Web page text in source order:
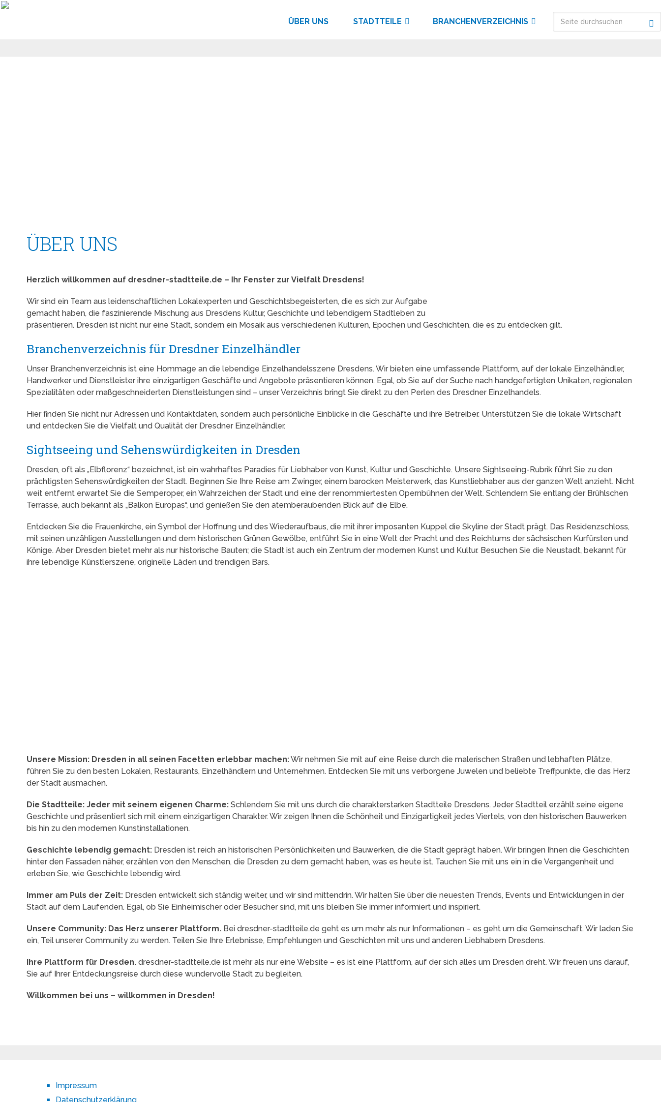
ÜBER UNS STADTTEILE BRANCHENVERZEICHNIS
ÜBER UNS
Herzlich willkommen auf dresdner-stadtteile.de – Ihr Fenster zur Vielfalt Dresdens!
Wir sind ein Team aus leidenschaftlichen Lokalexperten und Geschichtsbegeisterten, die es sich zur Aufgabe
gemacht haben, die faszinierende Mischung aus Dresdens Kultur, Geschichte und lebendigem Stadtleben zu
präsentieren. Dresden ist nicht nur eine Stadt, sondern ein Mosaik aus verschiedenen Kulturen, Epochen und Geschichten, die es zu entdecken gilt.
Branchenverzeichnis für Dresdner Einzelhändler
Unser Branchenverzeichnis ist eine Hommage an die lebendige Einzelhandelsszene Dresdens. Wir bieten eine umfassende Plattform, auf der lokale Einzelhändler,
Handwerker und Dienstleister ihre einzigartigen Geschäfte und Angebote präsentieren können. Egal, ob Sie auf der Suche nach handgefertigten Unikaten, regionalen
Spezialitäten oder maßgeschneiderten Dienstleistungen sind – unser Verzeichnis bringt Sie direkt zu den Perlen des Dresdner Einzelhandels.
Hier finden Sie nicht nur Adressen und Kontaktdaten, sondern auch persönliche Einblicke in die Geschäfte und ihre Betreiber. Unterstützen Sie die lokale Wirtschaft
und entdecken Sie die Vielfalt und Qualität der Dresdner Einzelhändler.
Sightseeing und Sehenswürdigkeiten in Dresden
Dresden, oft als „Elbflorenz“ bezeichnet, ist ein wahrhaftes Paradies für Liebhaber von Kunst, Kultur und Geschichte. Unsere Sightseeing-Rubrik führt Sie zu den
prächtigsten Sehenswürdigkeiten der Stadt. Beginnen Sie Ihre Reise am Zwinger, einem barocken Meisterwerk, das Kunstliebhaber aus der ganzen Welt anzieht. Nicht
weit entfernt erwartet Sie die Semperoper, ein Wahrzeichen der Stadt und eine der renommiertesten Opernbühnen der Welt. Schlendern Sie entlang der Brühlschen
Terrasse, auch bekannt als „Balkon Europas“, und genießen Sie den atemberaubenden Blick auf die Elbe.
Entdecken Sie die Frauenkirche, ein Symbol der Hoffnung und des Wiederaufbaus, die mit ihrer imposanten Kuppel die Skyline der Stadt prägt. Das Residenzschloss,
mit seinen unzähligen Ausstellungen und dem historischen Grünen Gewölbe, entführt Sie in eine Welt der Pracht und des Reichtums der sächsischen Kurfürsten und
Könige. Aber Dresden bietet mehr als nur historische Bauten; die Stadt ist auch ein Zentrum der modernen Kunst und Kultur. Besuchen Sie die Neustadt, bekannt für
ihre lebendige Künstlerszene, originelle Läden und trendigen Bars.
Unsere Mission: Dresden in all seinen Facetten erlebbar machen:Wir nehmen Sie mit auf eine Reise durch die malerischen Straßen und lebhaften Plätze,
führen Sie zu den besten Lokalen, Restaurants, Einzelhändlern und Unternehmen. Entdecken Sie mit uns verborgene Juwelen und beliebte Treffpunkte, die das Herz
der Stadt ausmachen.
Die Stadtteile: Jeder mit seinem eigenen Charme:Schlendern Sie mit uns durch die charakterstarken Stadtteile Dresdens. Jeder Stadtteil erzählt seine eigene
Geschichte und präsentiert sich mit einem einzigartigen Charakter. Wir zeigen Ihnen die Schönheit und Einzigartigkeit jedes Viertels, von den historischen Bauwerken
bis hin zu den modernen Kunstinstallationen.
Geschichte lebendig gemacht:Dresden ist reich an historischen Persönlichkeiten und Bauwerken, die die Stadt geprägt haben. Wir bringen Ihnen die Geschichten
hinter den Fassaden näher, erzählen von den Menschen, die Dresden zu dem gemacht haben, was es heute ist. Tauchen Sie mit uns ein in die Vergangenheit und
erleben Sie, wie Geschichte lebendig wird.
Immer am Puls der Zeit:Dresden entwickelt sich ständig weiter, und wir sind mittendrin. Wir halten Sie über die neuesten Trends, Events und Entwicklungen in der
Stadt auf dem Laufenden. Egal, ob Sie Einheimischer oder Besucher sind, mit uns bleiben Sie immer informiert und inspiriert.
Unsere Community: Das Herz unserer Plattform.Bei dresdner-stadtteile.de geht es um mehr als nur Informationen – es geht um die Gemeinschaft. Wir laden Sie
ein, Teil unserer Community zu werden. Teilen Sie Ihre Erlebnisse, Empfehlungen und Geschichten mit uns und anderen Liebhabern Dresdens.
Ihre Plattform für Dresden.dresdner-stadtteile.de ist mehr als nur eine Website – es ist eine Plattform, auf der sich alles um Dresden dreht. Wir freuen uns darauf,
Sie auf Ihrer Entdeckungsreise durch diese wundervolle Stadt zu begleiten.
Willkommen bei uns – willkommen in Dresden!
Impressum
Datenschutzerklärung